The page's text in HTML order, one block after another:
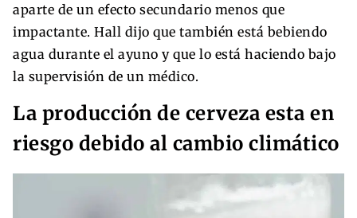
aparte de un efecto secundario menos que
impactante. Hall dijo que también está bebiendo
agua durante el ayuno y que lo está haciendo bajo
la supervisión de un médico.
La producción de cerveza esta en
riesgo debido al cambio climático